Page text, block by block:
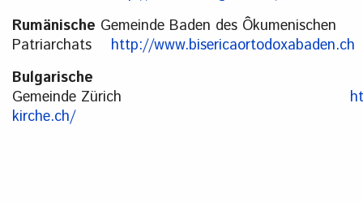
Rumänische Gemeinde Baden des Ôkumenischen
Patriarchats http://www.bisericaortodoxabaden.ch
Bulgarische
Gemeinde Zürich
kirche.ch/